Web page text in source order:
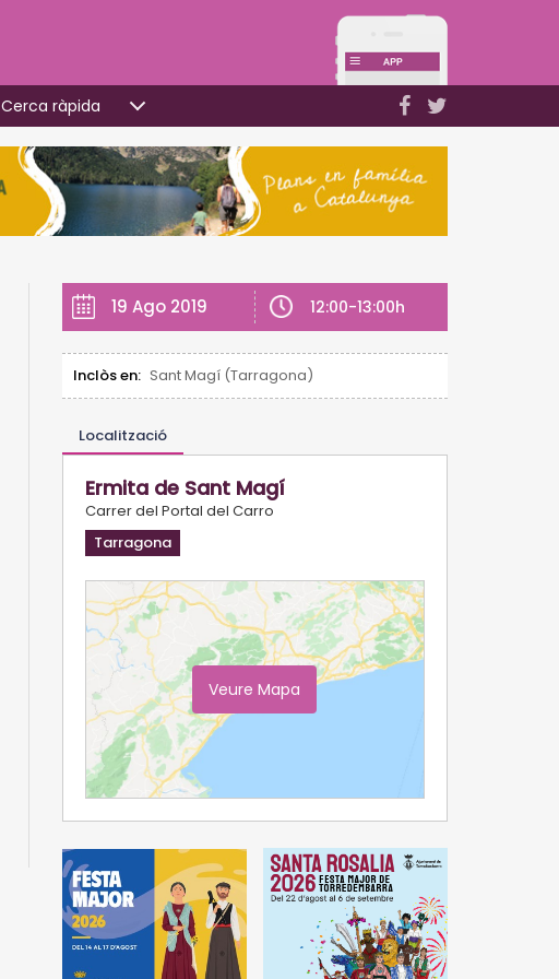
Cerca ràpida
19 Ago 2019 12:00-13:00h
Inclòs en: Sant Magí (Tarragona)
Localització
Ermita de Sant Magí
Carrer del Portal del Carro
Tarragona
Veure Mapa